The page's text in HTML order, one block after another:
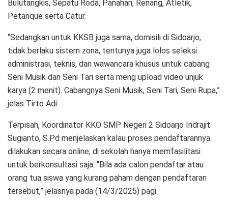
Bulutangkis, Sepatu Roda, Panahan, Renang, Atletik,
Petanque serta Catur.
“Sedangkan untuk KKSB juga sama, domisili di Sidoarjo,
tidak berlaku sistem zona, tentunya juga lolos seleksi
administrasi, teknis, dan wawancara khusus untuk cabang
Seni Musik dan Seni Tari serta meng upload video unjuk
karya (2 menit). Cabangnya Seni Musik, Seni Tari, Seni Rupa,”
jelas Tirto Adi.
Terpisah, Koordinator KKO SMP Negeri 2 Sidoarjo Indrajit
Sugianto, S.Pd menjelaskan kalau proses pendaftarannya
dilakukan secara online, di sekolah hanya memfasilitasi
untuk berkonsultasi saja. “Bila ada calon pendaftar atau
orang tua siswa yang kurang paham dengan pendaftaran
tersebut,” jelasnya pada (14/3/2025) pagi.